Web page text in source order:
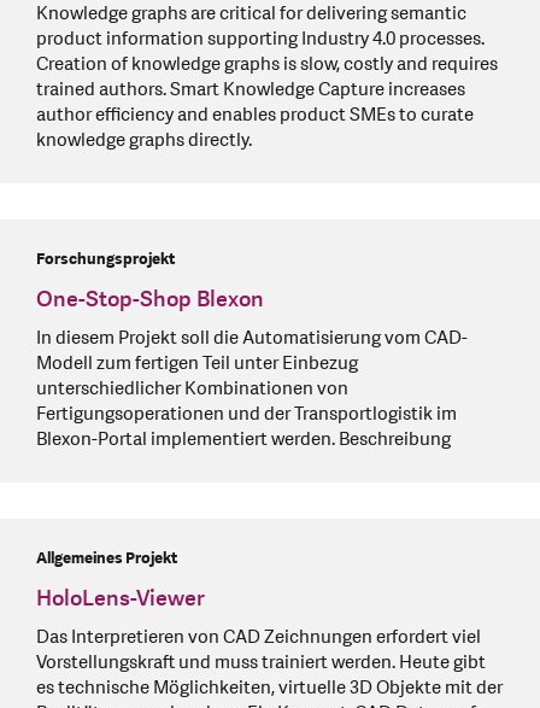
Knowledge graphs are critical for delivering semantic
product information supporting Industry 4.0 processes.
Creation of knowledge graphs is slow, costly and requires
trained authors. Smart Knowledge Capture increases
author efficiency and enables product SMEs to curate
knowledge graphs directly.
Forschungsprojekt
One-Stop-Shop Blexon
In diesem Projekt soll die Automatisierung vom CAD-
Modell zum fertigen Teil unter Einbezug
unterschiedlicher Kombinationen von
Fertigungsoperationen und der Transportlogistik im
Blexon-Portal implementiert werden. Beschreibung
Allgemeines Projekt
HoloLens-Viewer
Das Interpretieren von CAD Zeichnungen erfordert viel
Vorstellungskraft und muss trainiert werden. Heute gibt
es technische Möglichkeiten, virtuelle 3D Objekte mit der